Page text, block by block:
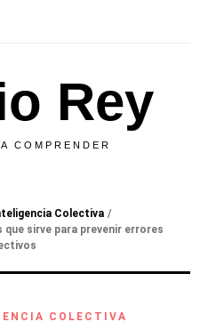
Rey
COMPRENDER
Colectiva /
que sirve para prevenir errores
COLECTIVA